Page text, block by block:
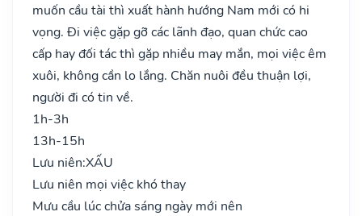
muốn cầu tài thì xuất hành hướng Nam mới có hi
vọng. Đi việc gặp gỡ các lãnh đạo, quan chức cao
cấp hay đối tác thì gặp nhiều may mắn, mọi việc êm
xuôi, không cần lo lắng. Chăn nuôi đều thuận lợi,
người đi có tin về.
1h-3h
13h-15h
Lưu niên:XẤU
Lưu niên mọi việc khó thay
Mưu cầu lúc chửa sáng ngày mới nên